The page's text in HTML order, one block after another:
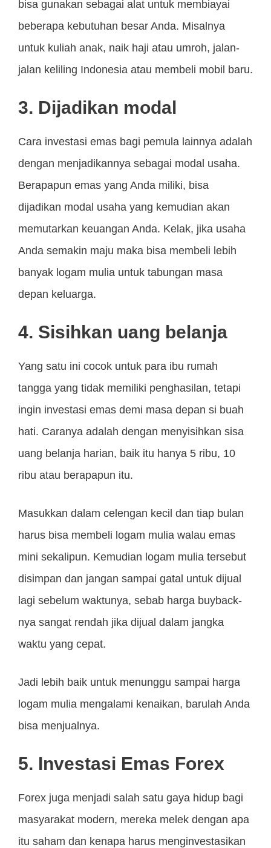
bisa gunakan sebagai alat untuk membiayai
beberapa kebutuhan besar Anda. Misalnya
untuk kuliah anak, naik haji atau umroh, jalan-
jalan keliling Indonesia atau membeli mobil baru.
3. Dijadikan modal
Cara investasi emas bagi pemula lainnya adalah
dengan menjadikannya sebagai modal usaha.
Berapapun emas yang Anda miliki, bisa
dijadikan modal usaha yang kemudian akan
memutarkan keuangan Anda. Kelak, jika usaha
Anda semakin maju maka bisa membeli lebih
banyak logam mulia untuk tabungan masa
depan keluarga.
4. Sisihkan uang belanja
Yang satu ini cocok untuk para ibu rumah
tangga yang tidak memiliki penghasilan, tetapi
ingin investasi emas demi masa depan si buah
hati. Caranya adalah dengan menyisihkan sisa
uang belanja harian, baik itu hanya 5 ribu, 10
ribu atau berapapun itu.
Masukkan dalam celengan kecil dan tiap bulan
harus bisa membeli logam mulia walau emas
mini sekalipun. Kemudian logam mulia tersebut
disimpan dan jangan sampai gatal untuk dijual
lagi sebelum waktunya, sebab harga buyback-
nya sangat rendah jika dijual dalam jangka
waktu yang cepat.
Jadi lebih baik untuk menunggu sampai harga
logam mulia mengalami kenaikan, barulah Anda
bisa menjualnya.
5. Investasi Emas Forex
Forex juga menjadi salah satu gaya hidup bagi
masyarakat modern, mereka melek dengan apa
itu saham dan kenapa harus menginvestasikan